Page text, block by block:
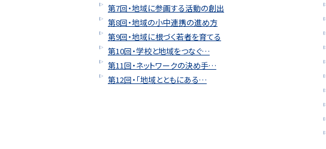
第7回・地域に参画する活動の創出
第8回・地域の小中連携の進め方
第9回・地域に根づく若者を育てる
第10回・学校と地域をつなぐ…
第11回・ネットワークの決め手…
第12回・「地域とともにある…